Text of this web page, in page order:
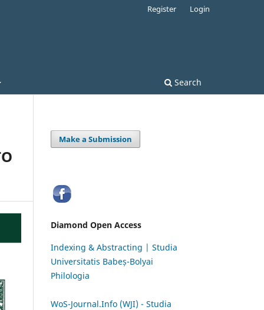
Search
Register Login
Make a Submission
Diamond Open Access
Indexing & Abstracting | Studia
Universitatis Babeș-Bolyai
Philologia
WoS-Journal.Info (WJI) - Studia